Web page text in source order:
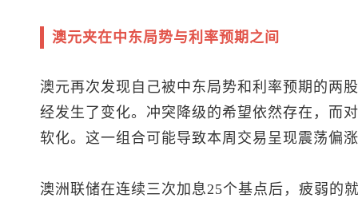
澳元夹在中东局势与利率预期之间
澳元再次发现自己被中东局势和利率预期的两
经发生了变化。冲突降级的希望依然存在，而
软化。这一组合可能导致本周交易呈现震荡偏
澳洲联储在连续三次加息25个基点后，疲弱的